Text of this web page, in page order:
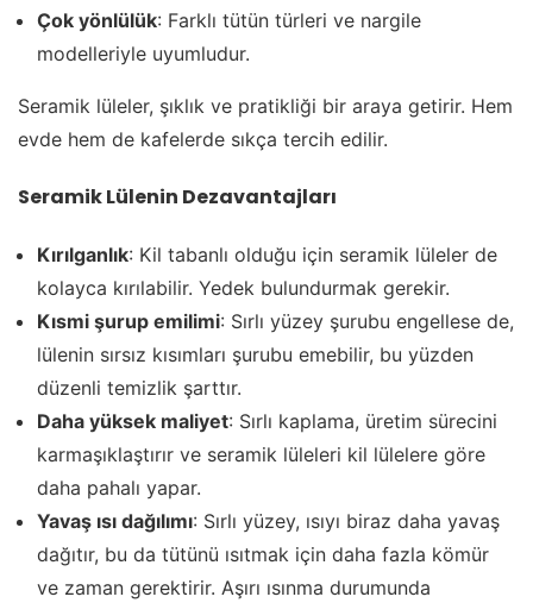
Çok yönlülük: Farklı tütün türleri ve nargile
modelleriyle uyumludur.
Seramik lüleler, şıklık ve pratikliği bir araya getirir. Hem
evde hem de kafelerde sıkça tercih edilir.
Seramik Lülenin Dezavantajları
Kırılganlık: Kil tabanlı olduğu için seramik lüleler de
kolayca kırılabilir. Yedek bulundurmak gerekir.
Kısmi şurup emilimi: Sırlı yüzey şurubu engellese de,
lülenin sırsız kısımları şurubu emebilir, bu yüzden
düzenli temizlik şarttır.
Daha yüksek maliyet: Sırlı kaplama, üretim sürecini
karmaşıklaştırır ve seramik lüleleri kil lülelere göre
daha pahalı yapar.
Yavaş ısı dağılımı: Sırlı yüzey, ısıyı biraz daha yavaş
dağıtır, bu da tütünü ısıtmak için daha fazla kömür
ve zaman gerektirir. Aşırı ısınma durumunda